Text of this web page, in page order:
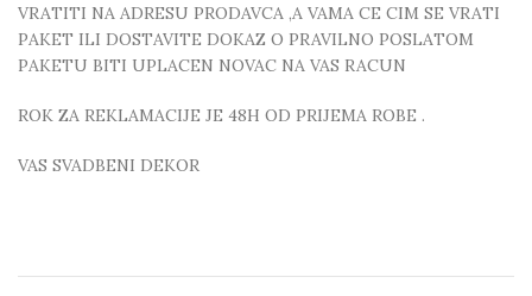
VRATITI NA ADRESU PRODAVCA ,A VAMA CE CIM SE VRATI
PAKET ILI DOSTAVITE DOKAZ O PRAVILNO POSLATOM
PAKETU BITI UPLACEN NOVAC NA VAS RACUN
ROK ZA REKLAMACIJE JE 48H OD PRIJEMA ROBE .
VAS SVADBENI DEKOR